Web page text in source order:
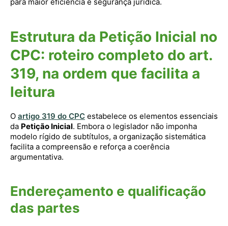
Estrutura da Petição Inicial no
CPC: roteiro completo do art.
319, na ordem que facilita a
leitura
O artigo 319 do CPC estabelece os elementos essenciais
da Petição Inicial. Embora o legislador não imponha
modelo rígido de subtítulos, a organização sistemática
facilita a compreensão e reforça a coerência
argumentativa.
Endereçamento e qualificação
das partes